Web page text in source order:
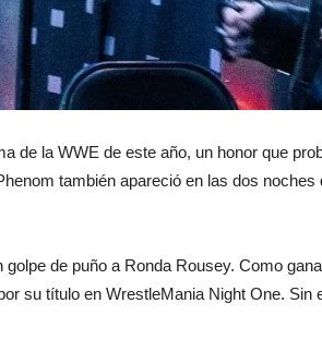
de la WWE de este año, un honor que
también apareció en las dos
de puño a Ronda Rousey. Como
su título en WrestleMania Night One.